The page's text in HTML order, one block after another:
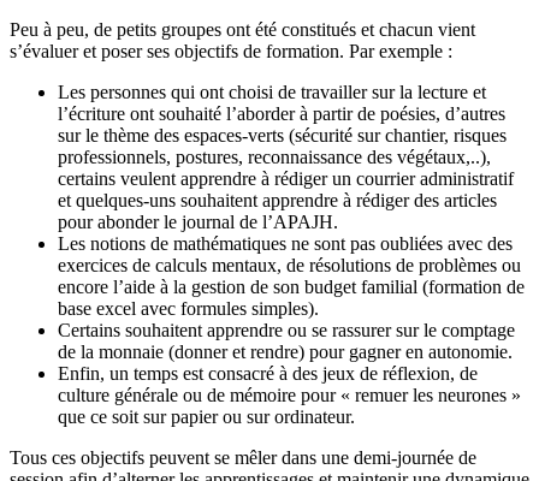
Peu à peu, de petits groupes ont été constitués et chacun vient
s’évaluer et poser ses objectifs de formation. Par exemple :
Les personnes qui ont choisi de travailler sur la lecture et
l’écriture ont souhaité l’aborder à partir de poésies, d’autres
sur le thème des espaces-verts (sécurité sur chantier, risques
professionnels, postures, reconnaissance des végétaux,..),
certains veulent apprendre à rédiger un courrier administratif
et quelques-uns souhaitent apprendre à rédiger des articles
pour abonder le journal de l’APAJH.
Les notions de mathématiques ne sont pas oubliées avec des
exercices de calculs mentaux, de résolutions de problèmes ou
encore l’aide à la gestion de son budget familial (formation de
base excel avec formules simples).
Certains souhaitent apprendre ou se rassurer sur le comptage
de la monnaie (donner et rendre) pour gagner en autonomie.
Enfin, un temps est consacré à des jeux de réflexion, de
culture générale ou de mémoire pour « remuer les neurones »
que ce soit sur papier ou sur ordinateur.
Tous ces objectifs peuvent se mêler dans une demi-journée de